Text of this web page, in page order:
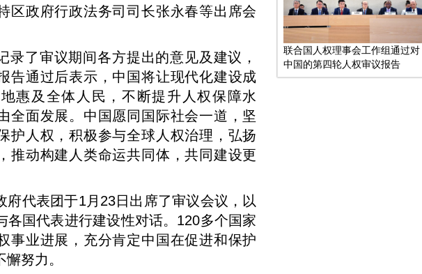
区政府行政法务司司长张永春等出席会
录了审议期间各方提出的意见及建议，
告通过后表示，中国将让现代化建设成
惠及全体人民，不断提升人权保障水
全面发展。中国愿同国际社会一道，坚
护人权，积极参与全球人权治理，弘扬
推动构建人类命运共同体，共同建设更
府代表团于1月23日出席了审议会议，以
各国代表进行建设性对话。120多个国家
事业进展，充分肯定中国在促进和保护
努力。
联合国人权理事会工作组通过对
中国的第四轮人权审议报告